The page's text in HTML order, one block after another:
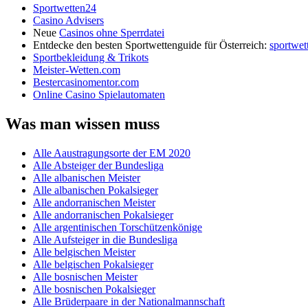
Sportwetten24
Casino Advisers
Neue Casinos ohne Sperrdatei
Entdecke den besten Sportwettenguide für Österreich:
Sportbekleidung & Trikots
Meister-Wetten.com
Bestercasinomentor.com
Online Casino Spielautomaten
Was man wissen muss
Alle Aaustragungsorte der EM 2020
Alle Absteiger der Bundesliga
Alle albanischen Meister
Alle albanischen Pokalsieger
Alle andorranischen Meister
Alle andorranischen Pokalsieger
Alle argentinischen Torschützenkönige
Alle Aufsteiger in die Bundesliga
Alle belgischen Meister
Alle belgischen Pokalsieger
Alle bosnischen Meister
Alle bosnischen Pokalsieger
Alle Brüderpaare in der Nationalmannschaft